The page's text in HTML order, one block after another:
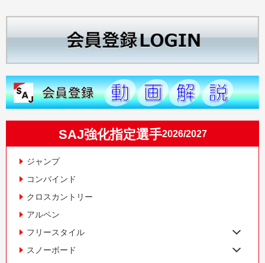
SAJ強化指定選手2026/2027
ジャンプ
コンバインド
クロスカントリー
アルペン
フリースタイル
スノーボード